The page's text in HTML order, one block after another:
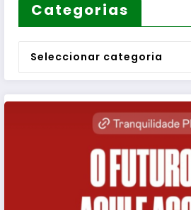
Categorias
Categorias